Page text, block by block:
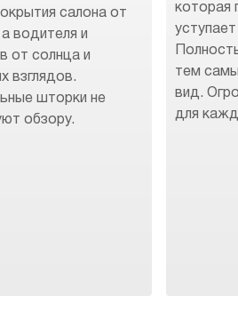
салона от
водителя и
от солнца и
взглядов.
шторки не
обзору.
которая
тем
вид.
для